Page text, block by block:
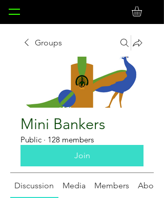
Groups
Mini Bankers
Public · 128 members
Join
Discussion Media Members About